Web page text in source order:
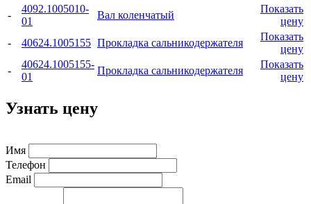
-
4092.1005010-
01
Вал коленчатый
Показать
цену
-
40624.1005155 Прокладка сальникодержателя
Показать
цену
-
40624.1005155-
01
Прокладка сальникодержателя
Показать
цену
Узнать цену
Имя
Телефон
Email